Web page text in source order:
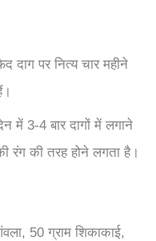
पर नित्य चार महीने
में 3-4 बार दागों में लगाने
रंग की तरह होने लगता है।
50 ग्राम शिकाकाई,